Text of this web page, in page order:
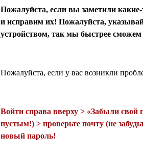
Пожалуйста, если вы заметили
и исправим их! Пожалуйста,
устройством, так мы быстрее сможем
Пожалуйста, если у вас возникли
Войти справа вверху > «Забыли свой
пустым!) > проверьте почту (не
новый пароль!